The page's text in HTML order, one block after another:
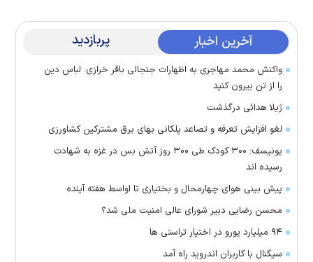
آخرین اخبار پربازدید
واکنش محمد مهاجری به اظهارات جنجالی باقر خرازی: لباس دین
را از تن بیرون کنید
ژیلا هدائی درگذشت
لغو افزایش تعرفه و تصاعد پلکانی بهای برق مشترکین کشاورزی
یونیسف: ۳۰۰ کودک طی ۳۰۰ روز آتش بس در غزه به شهادت
رسیده اند
پیش بینی هوای چهارمحال و بختیاری تا اواسط هفته آینده
محسن رضایی دبیر شورای عالی امنیت ملی شد؟
۹۴ میلیارد یورو در اختیار تراستی ها
سیگنال با کاربران اندروید راه آمد